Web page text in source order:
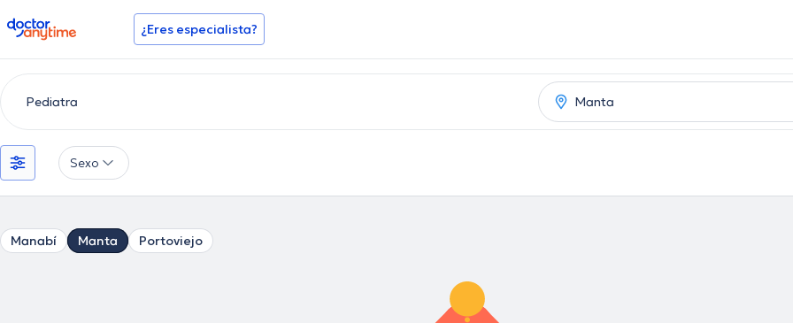
doctoranytime ¿Eres especialista?
Sexo
Manabí Manta Portoviejo